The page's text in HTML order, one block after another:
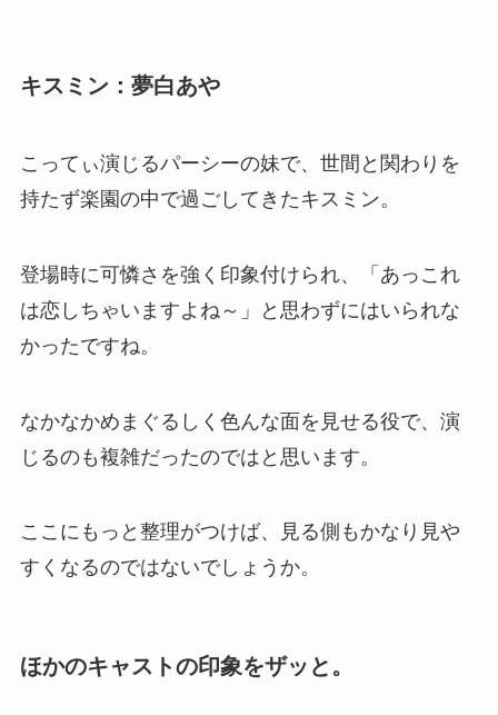
キスミン：夢白あや
こってぃ演じるパーシーの妹で、世間と関わりを
持たず楽園の中で過ごしてきたキスミン。
登場時に可憐さを強く印象付けられ、「あっこれ
は恋しちゃいますよね～」と思わずにはいられな
かったですね。
なかなかめまぐるしく色んな面を見せる役で、演
じるのも複雑だったのではと思います。
ここにもっと整理がつけば、見る側もかなり見や
すくなるのではないでしょうか。
ほかのキャストの印象をザッと。